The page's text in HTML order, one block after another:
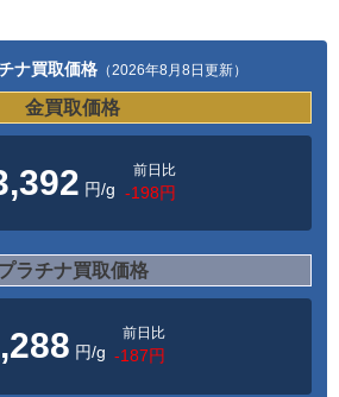
ナ買取価格 （2026年8月8日更新）
金買取価格
円/g
前日比
-198円
ラチナ買取価格
円/g
前日比
-187円